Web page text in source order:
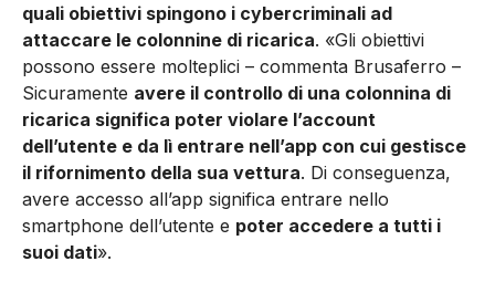
quali obiettivi spingono i cybercriminali ad
attaccare le colonnine di ricarica. «Gli obiettivi
possono essere molteplici – commenta Brusaferro –
Sicuramente avere il controllo di una colonnina di
ricarica significa poter violare l’account
dell’utente e da lì entrare nell’app con cui gestisce
il rifornimento della sua vettura. Di conseguenza,
avere accesso all’app significa entrare nello
smartphone dell’utente e poter accedere a tutti i
suoi dati».